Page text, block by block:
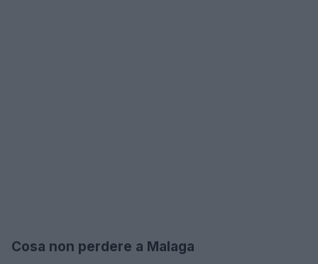
Cosa non perdere a Malaga